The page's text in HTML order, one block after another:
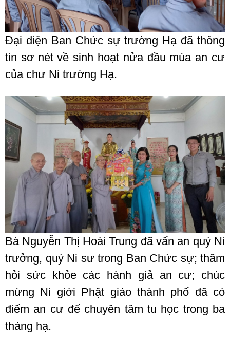
Đại diện Ban Chức sự trường Hạ đã thông
tin sơ nét về sinh hoạt nửa đầu mùa an cư
của chư Ni trường Hạ.
Bà Nguyễn Thị Hoài Trung đã vấn an quý Ni
trưởng, quý Ni sư trong Ban Chức sự; thăm
hỏi sức khỏe các hành giả an cư; chúc
mừng Ni giới Phật giáo thành phố đã có
điểm an cư để chuyên tâm tu học trong ba
tháng hạ.